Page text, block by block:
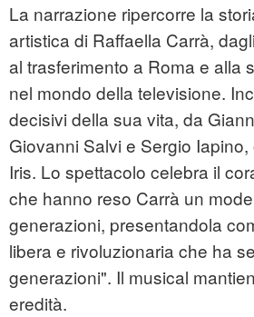
La narrazione ripercorre la
artistica di Raffaella Carrà,
al trasferimento a Roma e alla
nel mondo della televisione.
decisivi della sua vita, da
Giovanni Salvi e Sergio
Iris. Lo spettacolo celebra il
che hanno reso Carrà un
generazioni, presentandola
libera e rivoluzionaria che ha
generazioni". Il musical
eredità.